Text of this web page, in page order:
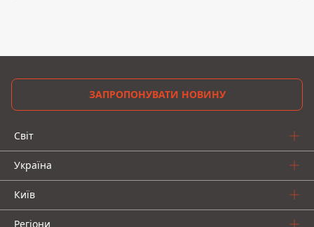
ЗАПРОПОНУВАТИ НОВИНУ
Світ
Україна
Київ
Регіони